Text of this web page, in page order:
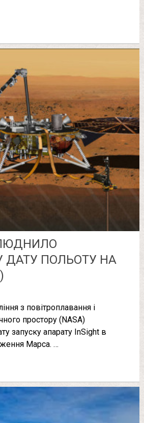
ПОЛЬОТУ НА
з повітроплавання і
простору (NASA)
запуску апарату InSight в
Марса. …